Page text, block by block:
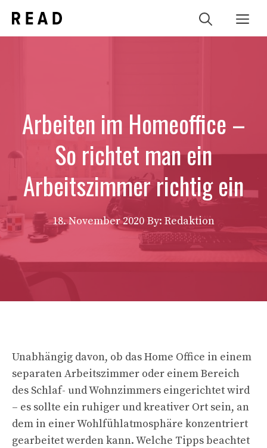
Inhalt
springen
Arbeiten im Homeoffice –
So richtet man ein
Arbeitszimmer richtig ein
18. November 2020 By: Redaktion
Unabhängig davon, ob das Home Office in einem
separaten Arbeitszimmer oder einem Bereich
des Schlaf- und Wohnzimmers eingerichtet wird
– es sollte ein ruhiger und kreativer Ort sein, an
dem in einer Wohlfühlatmosphäre konzentriert
gearbeitet werden kann. Welche Tipps beachtet